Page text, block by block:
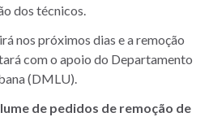
dos técnicos.
nos próximos dias e a remoção
com o apoio do Departamento
(DMLU).
de pedidos de remoção de